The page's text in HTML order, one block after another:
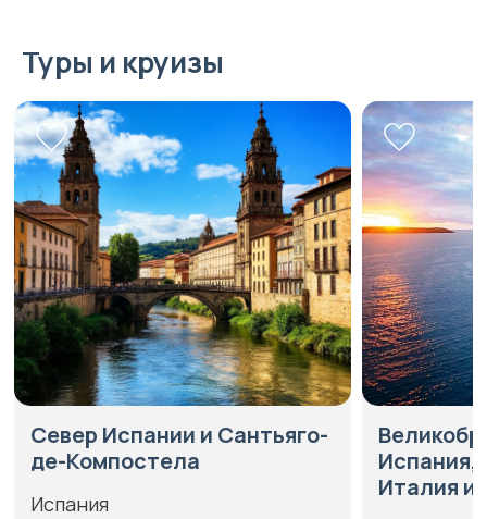
Туры и круизы
Испании и Сантьяго-
Компостела
Испания,
Италия из